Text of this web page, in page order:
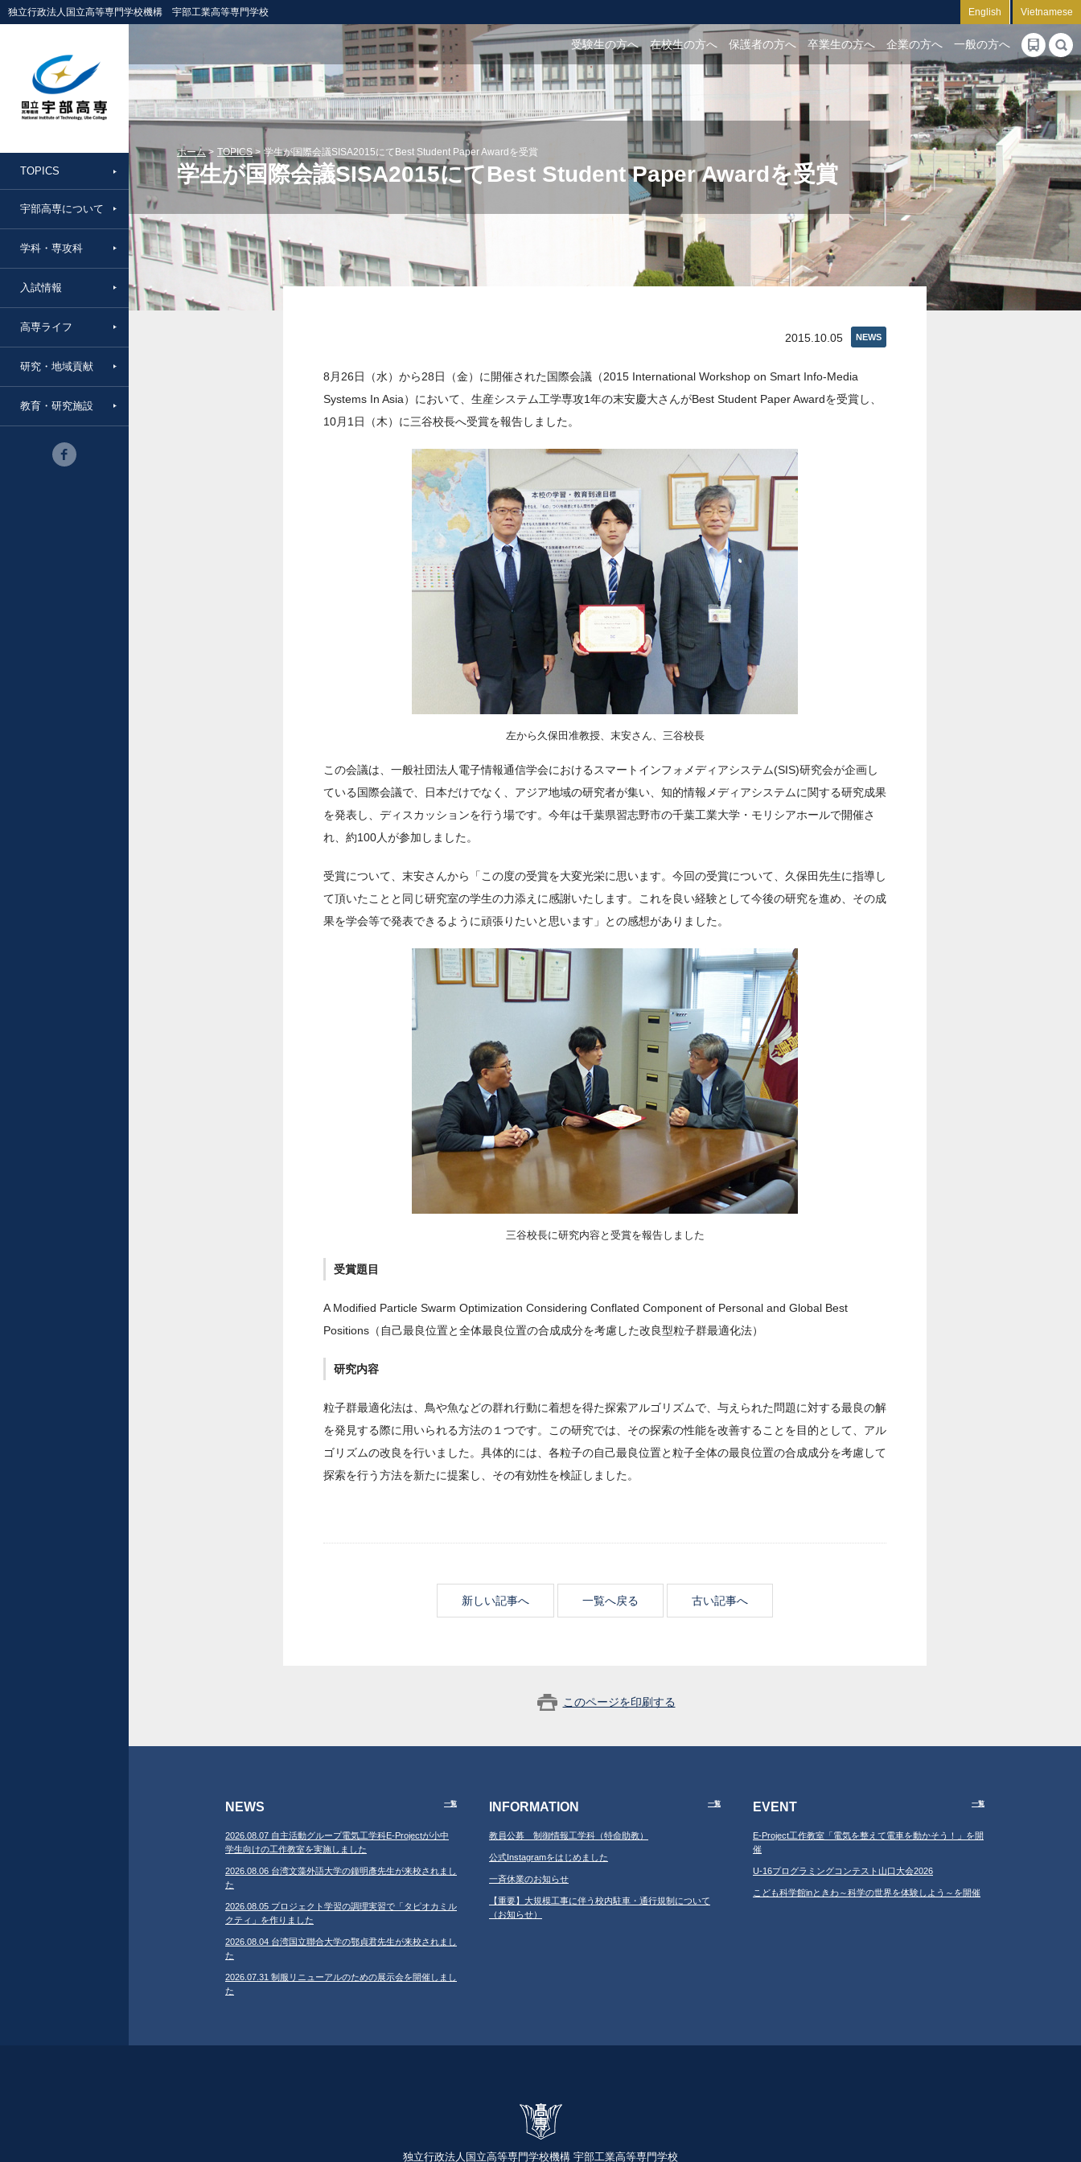
独立行政法人国立高等専門学校機構 宇部工業高等専門学校 English Vietnamese
TOPICS
宇部高専について
学科・専攻科
入試情報
高専ライフ
研究・地域貢献
教育・研究施設
受験生の方へ 在校生の方へ 保護者の方へ 卒業生の方へ 企業の方へ 一般の方へ
ホーム TOPICS 学生が国際会議SISA2015にてBest Student Paper Awardを受賞
学生が国際会議SISA2015にてBest Student Paper Awardを受賞
NEWS
2015.10.05
8月26日（水）から28日（金）に開催された国際会議（2015 International Workshop on Smart Info-Media
Systems In Asia）において、生産システム工学専攻1年の末安慶大さんがBest Student Paper Awardを受賞し、
10月1日（木）に三谷校長へ受賞を報告しました。
左から久保田准教授、末安さん、三谷校長
この会議は、一般社団法人電子情報通信学会におけるスマートインフォメディアシステム(SIS)研究会が企画し
ている国際会議で、日本だけでなく、アジア地域の研究者が集い、知的情報メディアシステムに関する研究成果
を発表し、ディスカッションを行う場です。今年は千葉県習志野市の千葉工業大学・モリシアホールで開催さ
れ、約100人が参加しました。
受賞について、末安さんから「この度の受賞を大変光栄に思います。今回の受賞について、久保田先生に指導し
て頂いたことと同じ研究室の学生の力添えに感謝いたします。これを良い経験として今後の研究を進め、その成
果を学会等で発表できるように頑張りたいと思います」との感想がありました。
三谷校長に研究内容と受賞を報告しました
受賞題目
A Modified Particle Swarm Optimization Considering Conflated Component of Personal and Global Best
Positions（自己最良位置と全体最良位置の合成成分を考慮した改良型粒子群最適化法）
研究内容
粒子群最適化法は、鳥や魚などの群れ行動に着想を得た探索アルゴリズムで、与えられた問題に対する最良の解
を発見する際に用いられる方法の１つです。この研究では、その探索の性能を改善することを目的として、アル
ゴリズムの改良を行いました。具体的には、各粒子の自己最良位置と粒子全体の最良位置の合成成分を考慮して
探索を行う方法を新たに提案し、その有効性を検証しました。
新しい記事へ 一覧へ戻る 古い記事へ
このページを印刷する
NEWS 一覧
2026.08.07 自主活動グループ電気工学科E-Projectが小中
学生向けの工作教室を実施しました
2026.08.06 台湾文藻外語大学の鐘明彥先生が来校されまし
た
2026.08.05 プロジェクト学習の調理実習で「タピオカミル
クティ」を作りました
2026.08.04 台湾国立聯合大学の鄂貞君先生が来校されまし
た
2026.07.31 制服リニューアルのための展示会を開催しまし
た
INFORMATION 一覧
教員公募 制御情報工学科（特命助教）
公式Instagramをはじめました
一斉休業のお知らせ
【重要】大規模工事に伴う校内駐車・通行規制について
（お知らせ）
EVENT 一覧
E-Project工作教室「電気を整えて電車を動かそう！」を開
催
U-16プログラミングコンテスト山口大会2026
こども科学館inときわ～科学の世界を体験しよう～を開催
独立行政法人国立高等専門学校機構 宇部工業高等専門学校